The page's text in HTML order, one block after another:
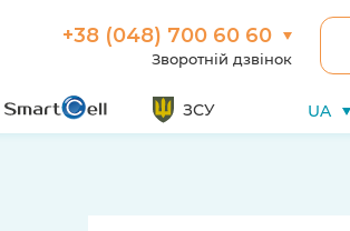
+38 (048) 700 60 60
Зворотній дзвінок
ЗСУ UA